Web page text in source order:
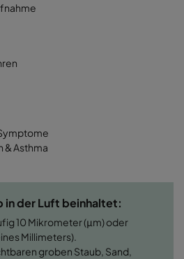
& Asthma
in der Luft beinhaltet:
10 Mikrometer (μm) oder
Millimeters).
groben Staub, Sand,